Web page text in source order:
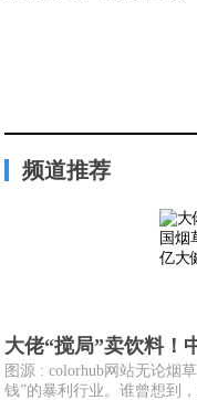
频道推荐
大佬“搅局”卖饮料！
图源 : colorhub网站无论烟
钱”的暴利行业。谁曾想到